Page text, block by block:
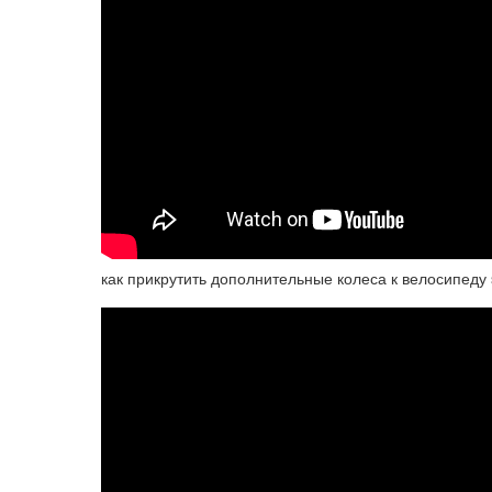
как прикрутить дополнительные колеса к